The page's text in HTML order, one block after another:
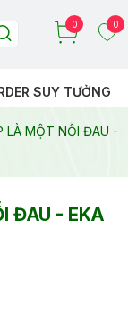
0 0
SUY TƯỞNG
LÀ MỘT NỖI ĐAU -
ĐAU - EKA